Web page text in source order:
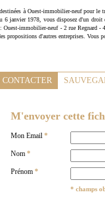
à Ouest-immobilier-neuf pour
janvier 1978, vous disposez d'un droit
: Ouest-immobilier-neuf - 2 rue Regnard
propositions d'autres entreprises. Vous
CONTACTER
M'envoyer cette
Mon Email *
Nom *
Prénom *
* champs